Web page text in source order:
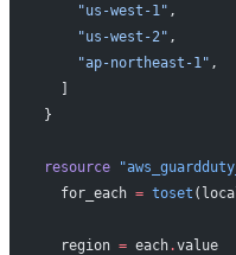
    "us-west-1"
,
    "us-west-2"
,
    "ap-northeast-1"
,
  ]
}
resource
  for_each
= toset
  region
= each.value